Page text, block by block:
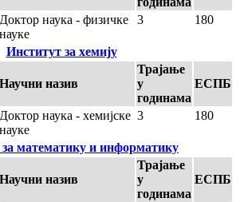
Доктор наука - физичке
науке
3 180
Институт за хемију
Научни назив
Трајање
у
годинама
ЕСПБ
Доктор наука - хемијске
науке
3 180
математику и информатику
Научни назив
Трајање
у
годинама
ЕСПБ